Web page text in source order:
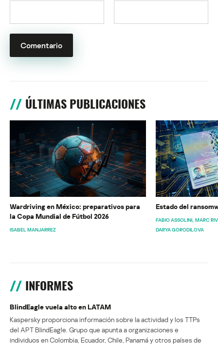
ÚLTIMAS PUBLICACIONES
Wardriving en México: preparativos para
la Copa Mundial de Fútbol 2026
ISABEL MANJARREZ
Estado del
FABIO ASSOLINI MARC
DARYA GORODILOVA
INFORMES
BlindEagle vuela alto en LATAM
Kaspersky proporciona información sobre la actividad y los TTPs
del APT BlindEagle. Grupo que apunta a organizaciones e
individuos en Colombia, Ecuador, Chile, Panamá y otros países de